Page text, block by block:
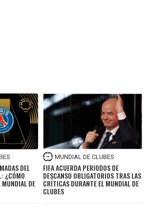
DEL
¿CÓMO
MUNDIAL DE
MUNDIAL DE CLUBES
FIFA ACUERDA PERIODOS DE
DESCANSO OBLIGATORIOS TRAS LAS
CRÍTICAS DURANTE EL MUNDIAL DE
CLUBES